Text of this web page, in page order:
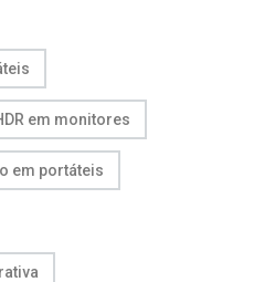
em monitores
em portáteis